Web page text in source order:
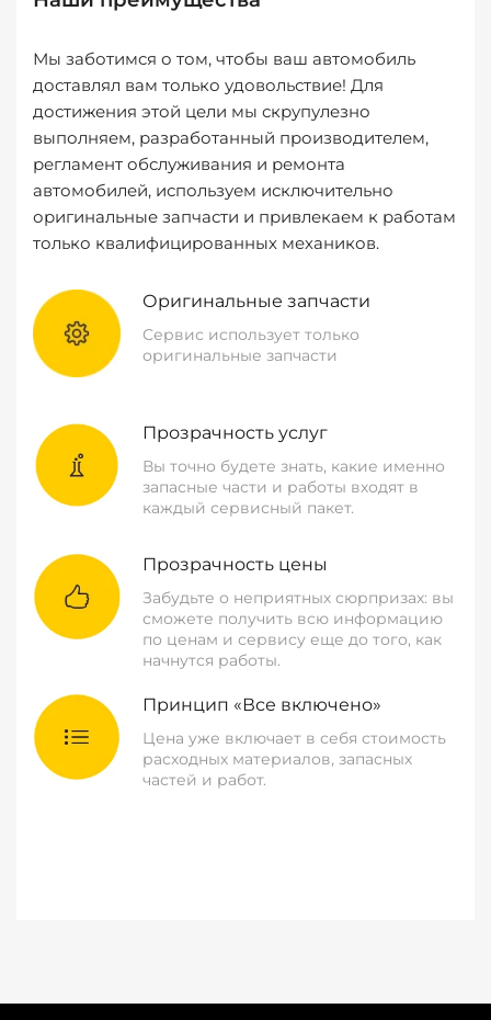
Мы заботимся о том, чтобы ваш автомобиль
доставлял вам только удовольствие! Для
достижения этой цели мы скрупулезно
выполняем, разработанный производителем,
регламент обслуживания и ремонта
автомобилей, используем исключительно
оригинальные запчасти и привлекаем к работам
только квалифицированных механиков.
Оригинальные запчасти
Сервис использует только
оригинальные запчасти
Прозрачность услуг
Вы точно будете знать, какие именно
запасные части и работы входят в
каждый сервисный пакет.
Прозрачность цены
Забудьте о неприятных сюрпризах: вы
сможете получить всю информацию
по ценам и сервису еще до того, как
начнутся работы.
Принцип «Все включено»
Цена уже включает в себя стоимость
расходных материалов, запасных
частей и работ.